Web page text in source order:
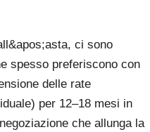
ci sono
spesso preferiscono con
delle rate
per 12–18 mesi in
che allunga la